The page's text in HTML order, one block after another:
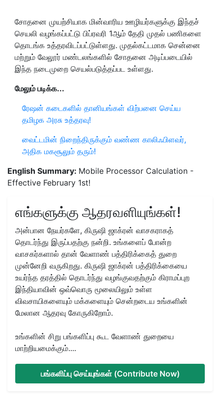
சோதனை முயற்சியாக மின்வாரிய ஊழியர்களுக்கு இந்தச்
செயலி வழங்கப்பட்டு பிப்ரவரி 1ஆம் தேதி முதல் பணிகளை
தொடங்க உத்தரவிடப்பட்டுள்ளது. முதல்கட்டமாக சென்னை
மற்றும் வேலூர் மண்டலங்களில் சோதனை அடிப்படையில்
இந்த நடைமுறை செயல்படுத்தப்பட உள்ளது.
மேலும் படிக்க...
ரேஷன் கடைகளில் தானியங்கள் விற்பனை செய்ய
தமிழக அரசு உத்தரவு!
வைட்டமின் நிறைந்திருக்கும் வண்ண காலிஃபிளவர்,
அதிக மகசூலும் தரும்!
English Summary: Mobile Processor Calculation -
Effective February 1st!
எங்களுக்கு ஆதரவளியுங்கள்!
அன்பான நேயர்களே, கிருஷி ஜாக்ரன் வாசகராகத்
தொடர்ந்து இருப்பதற்கு நன்றி. உங்களைப் போன்ற
வாசகர்களால் தான் வேளாண் பத்திரிக்கைத் துறை
முன்னேறி வருகிறது. கிருஷி ஜாக்ரன் பத்திரிக்கையை
உயர்ந்த தரத்தில் தொடர்ந்து வழங்குவதற்கும் கிராமப்புற
இந்தியாவின் ஒவ்வொரு மூலையிலும் உள்ள
விவசாயிகளையும் மக்களையும் சென்றடைய உங்களின்
மேலான ஆதரவு கோருகிறோம்.
உங்களின் சிறு பங்களிப்பு கூட வேளாண் துறையை
மாற்றியமைக்கும்....
பங்களிப்பு செய்யுங்கள் (Contribute Now)